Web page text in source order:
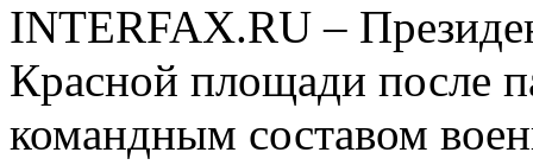
INTERFAX.RU –
Красной площади после
командным составом